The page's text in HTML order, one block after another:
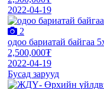
2022-04-19
2
одоо бариатай байгаа
2,500,000₮
2022-04-19
Бусад зарууд